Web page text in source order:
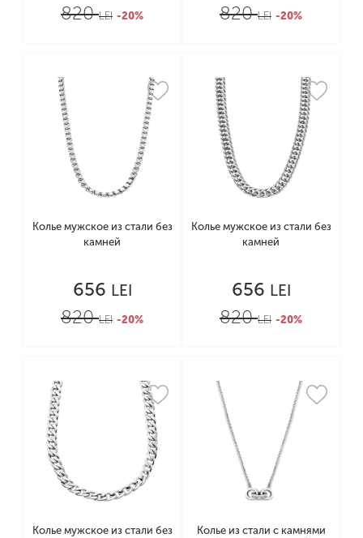
820LEI -20% 820LEI -20%
Колье мужское из стали без
камней
656 LEI
820LEI -20%
Колье мужское из стали без
камней
656 LEI
820LEI -20%
Колье мужское из стали без
Колье из стали с камнями